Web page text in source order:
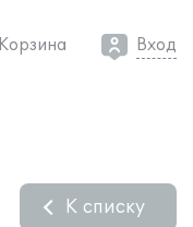
Корзина Вход
К списку